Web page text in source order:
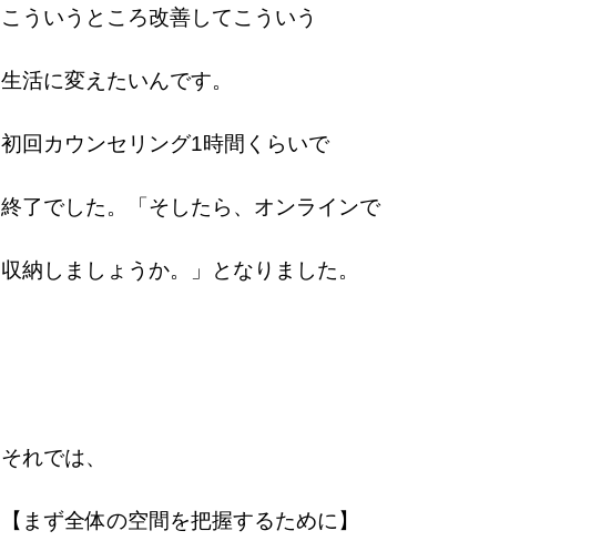
こういうところ改善してこういう
生活に変えたいんです。
初回カウンセリング1時間くらいで
終了でした。 「そしたら、オンラインで
収納しましょうか。」となりました。
それでは、
【まず全体の空間を把握するために】